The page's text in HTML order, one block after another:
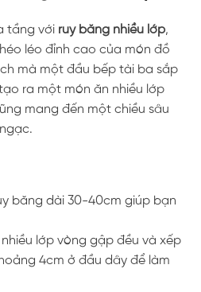
tầng với ruy băng nhiều lớp,
léo đỉnh cao của món đồ
mà một đầu bếp tài ba sắp
ra một món ăn nhiều lớp
mang đến một chiều sâu
băng dài 30-40cm giúp bạn
nhiều lớp vòng gập đều và xếp
4cm ở đầu dây để làm